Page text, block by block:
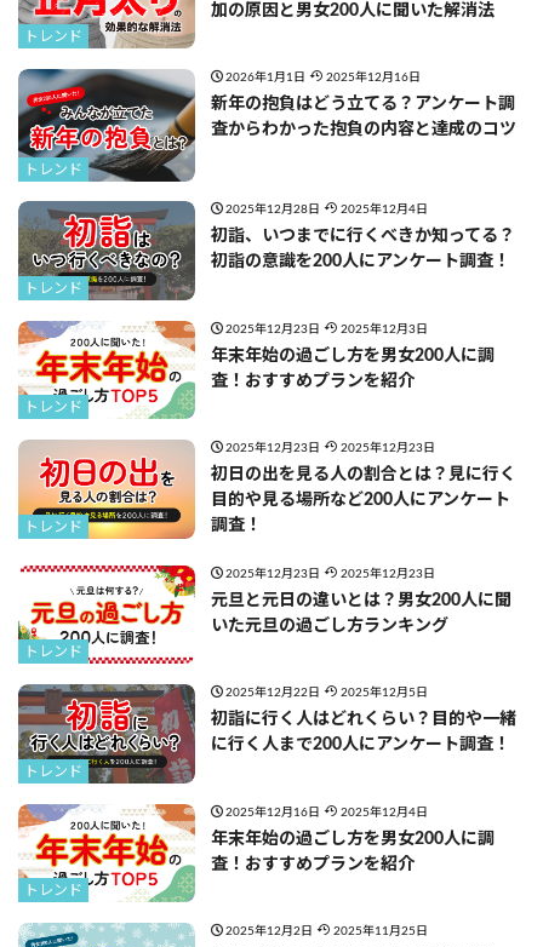
トレンド
加の原因と男女200人に聞いた解消法
トレンド
2026年1月1日 2025年12月16日
新年の抱負はどう立てる？アンケート調
査からわかった抱負の内容と達成のコツ
トレンド
2025年12月28日 2025年12月4日
初詣、いつまでに行くべきか知ってる？
初詣の意識を200人にアンケート調査！
トレンド
2025年12月23日 2025年12月3日
年末年始の過ごし方を男女200人に調
査！おすすめプランを紹介
トレンド
2025年12月23日 2025年12月23日
初日の出を見る人の割合とは？見に行く
目的や見る場所など200人にアンケート
調査！
トレンド
2025年12月23日 2025年12月23日
元旦と元日の違いとは？男女200人に聞
いた元旦の過ごし方ランキング
トレンド
2025年12月22日 2025年12月5日
初詣に行く人はどれくらい？目的や一緒
に行く人まで200人にアンケート調査！
トレンド
2025年12月16日 2025年12月4日
年末年始の過ごし方を男女200人に調
査！おすすめプランを紹介
2025年12月2日 2025年11月25日